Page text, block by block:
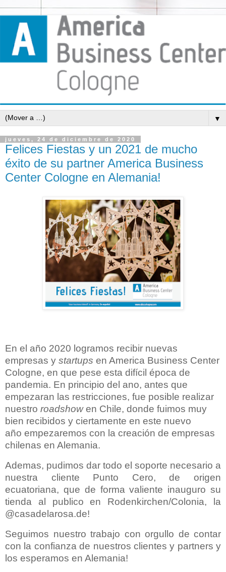
▼
jueves, 24 de diciembre de 2020
Felices Fiestas y un 2021 de mucho
éxito de su partner America Business
Center Cologne en Alemania!
En el año 2020 logramos recibir nuevas
empresas y startups en America Business Center
Cologne, en que pese esta difícil época de
pandemia. En principio del ano, antes que
empezaran las restricciones, fue posible realizar
nuestro roadshowen Chile, donde fuimos muy
bien recibidos y ciertamente en este nuevo
año empezaremos con la creación de empresas
chilenas en Alemania.
Ademas, pudimos dar todo el soporte necesario a
nuestra cliente Punto Cero, de origen
ecuatoriana, que de forma valiente inauguro su
tienda al publico en Rodenkirchen/Colonia, la
@casadelarosa.de!
Seguimos nuestro trabajo con orgullo de contar
con la confianza de nuestros clientes y partners y
los esperamos en Alemania!